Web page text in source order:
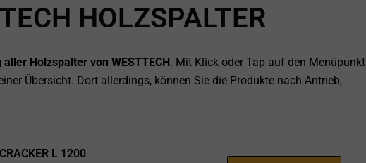
HOLZSPALTER
Holzspalter von WESTTECH. Mit Klick oder Tap auf den Menüpunkt
Übersicht. Dort allerdings, können Sie die Produkte nach Antrieb,
L 1200